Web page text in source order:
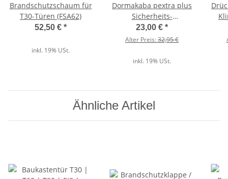
Brandschutzschaum für
T30-Türen (FSA62)
52,50 € *
inkl. 19% USt.
Dormakaba pextra plus
Sicherheits-
Doppelzylinder 40 mm x
40 mm
23,00 € *
Alter Preis:32,95 €
inkl. 19% USt.
Ähnliche Artikel